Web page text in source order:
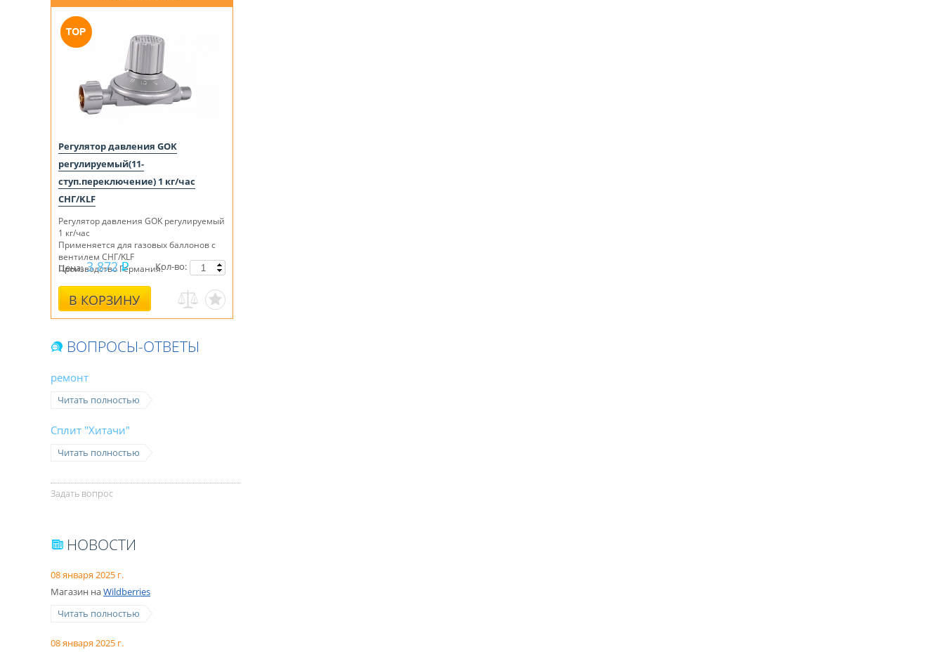
Регулятор давления GOK
регулируемый(11-
ступ.переключение) 1 кг/час
СНГ/KLF
Регулятор давления GOK регулируемый
1 кг/час
Применяется для газовых баллонов с
вентилем СНГ/KLF
Производство Германия!
Цена: 3 872
В КОРЗИНУ
Кол-во:
ВОПРОСЫ-ОТВЕТЫ
ремонт
Читать полностью
Сплит "Хитачи"
Читать полностью
Задать вопрос
НОВОСТИ
08 января 2025 г.
Магазин наWildberries
Читать полностью
08 января 2025 г.